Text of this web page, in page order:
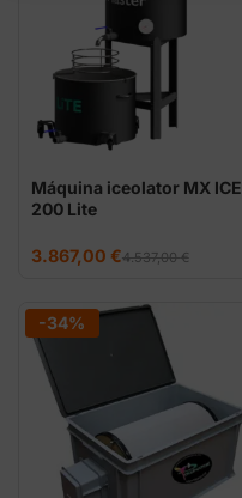
Máquina iceolator MX ICE
200 Lite
4.537,00€
El
precio
4.537,00 €.
3.867,00 €
El
precio
3.867,00 €.
-34%